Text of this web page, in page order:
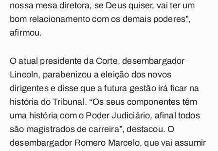
nossa mesa diretora, se Deus quiser, vai ter um
bom relacionamento com os demais poderes”,
afirmou.
O atual presidente da Corte, desembargador
Lincoln, parabenizou a eleição dos novos
dirigentes e disse que a futura gestão irá ficar na
história do Tribunal. “Os seus componentes têm
uma história com o Poder Judiciário, afinal todos
são magistrados de carreira”, destacou. O
desembargador Romero Marcelo, que vai assumir